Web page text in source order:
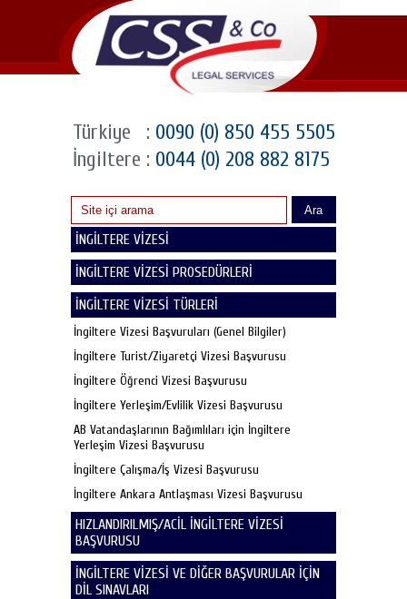
Türkiye : 0090 (0) 850 455 5505
İngiltere : 0044 (0) 208 882 8175
Ara
İNGİLTERE VİZESİ
İNGİLTERE VİZESİ PROSEDÜRLERİ
İNGİLTERE VİZESİ TÜRLERİ
İngiltere Vizesi Başvuruları (Genel Bilgiler)
İngiltere Turist/Ziyaretçi Vizesi Başvurusu
İngiltere Öğrenci Vizesi Başvurusu
İngiltere Yerleşim/Evlilik Vizesi Başvurusu
AB Vatandaşlarının Bağımlıları için İngiltere
Yerleşim Vizesi Başvurusu
İngiltere Çalışma/İş Vizesi Başvurusu
İngiltere Ankara Antlaşması Vizesi Başvurusu
HIZLANDIRILMIŞ/ACİL İNGİLTERE VİZESİ
BAŞVURUSU
İNGİLTERE VİZESİ VE DİĞER BAŞVURULAR İÇİN
DİL SINAVLARI